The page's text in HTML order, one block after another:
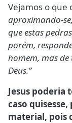
Vejamos o que
aproximando-
que estas
porém,
homem, mas
Deus.”
Jesus poderia
caso
material, pois